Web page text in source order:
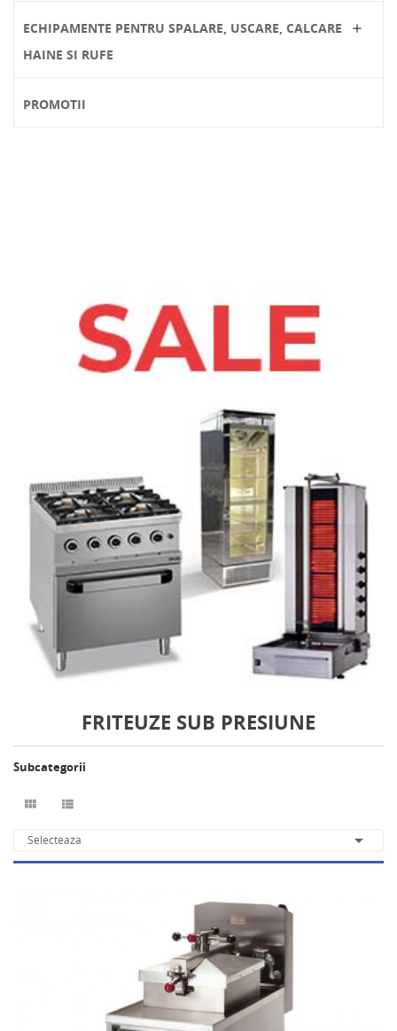
ECHIPAMENTE PENTRU SPALARE, USCARE, CALCARE
HAINE SI RUFE

PROMOTII
FRITEUZE SUB PRESIUNE
Subcategorii
 
Selecteaza 